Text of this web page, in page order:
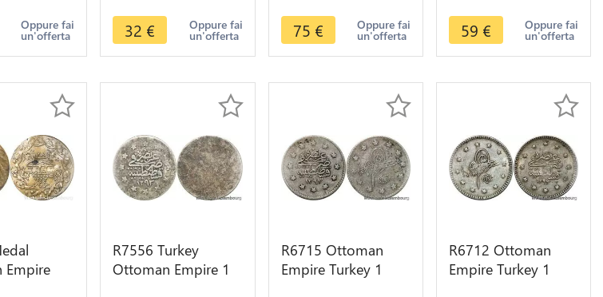
Antioch -
Oppure fai
un'offerta
Constantinople
Silver -> M offer
32 € Oppure fai
un'offerta
1171/80 1758 Silver
-> Make offer
75 € Oppure fai
un'offerta
/28 1835
Constantinople
Silver
59 € Oppure fai
un'offerta
Empire
R7556 Turkey
Ottoman Empire 1
R6715 Ottoman
Empire Turkey 1
R6712 Ottoman
Empire Turkey 1